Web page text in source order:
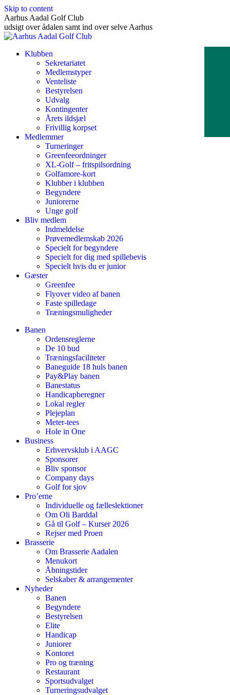
Skip to content
Aarhus Aadal Golf Club
udsigt over ådalen samt ind over selve Aarhus
Klubben
Sekretariatet
Medlemstyper
Venteliste
Bestyrelsen
Udvalg
Kontingenter
Årets ildsjæl
Frivillig korpset
Medlemmer
Turneringer
Greenfeeordninger
XL-Golf – fritspilsordning
Golfamore-kort
Klubber i klubben
Begyndere
Juniorerne
Unge golf
Bliv medlem
Indmeldelse
Prøvemedlemskab 2026
Specielt for begyndere
Specielt for dig med spillebevis
Specielt hvis du er junior
Gæster
Greenfee
Flyover video af banen
Faste spilledage
Træningsmuligheder
Banen
Ordensreglerne
De 10 bud
Træningsfaciliteter
Baneguide 18 huls banen
Pay&Play banen
Banestatus
Handicapberegner
Lokal regler
Plejeplan
Meter-tees
Hole in One
Business
Erhvervsklub i AAGC
Sponsorer
Bliv sponsor
Company days
Golf for sjov
Pro’erne
Individuelle og fælleslektioner
Om Oli Barddal
Gå til Golf – Kurser 2026
Rejser med Proen
Brasserie
Om Brasserie Aadalen
Menukort
Åbningstider
Selskaber & arrangementer
Nyheder
Banen
Begyndere
Bestyrelsen
Elite
Handicap
Juniorer
Kontoret
Pro og træning
Restaurant
Sportsudvalget
Turneringsudvalget